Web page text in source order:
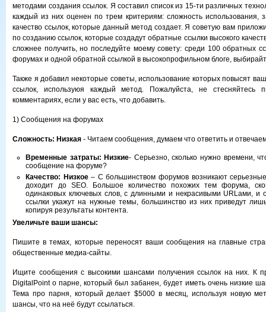
методами создания ссылок. Я составил список из 15-ти различных
каждый из них оценен по трем критериям: сложность использования,
качество ссылок, которые данный метод создает. Я советую вам
по созданию ссылок, которые создадут обратные ссылки высокого
сложнее получить, но последуйте моему совету: среди 100 обратных
форумах и одной обратной ссылкой в высокопрофильном блоге,
Также я добавил некоторые советы, использование которых повысят
ссылок, используюя каждый метод. Пожалуйста, не стесняйтесь
комментариях, если у вас есть, что добавить.
1) Сообщения на форумах
Сложность: Низкая - Читаем сообщения, думаем что ответить и
Временные затраты: Низкие- Серьезно, сколько нужно времени,
сообщение на форуме?
Качество: Низкое– С большинством форумов возникают
доходит до SEO. Большое количество похожих тем форума,
одинаковых ключевых слов, с длинными и некрасивыми URLами, и
ссылки укажут на нужные темы, большинство из них приведут
копируя результаты контента.
Увеличьте ваши шансы:
Пишите в темах, которые переносят ваши сообщения на главные
общественные медиа-сайты.
Ищите сообщения с высокими шансами получения ссылок на них. К
DigitalPoint о парне, который был забанен, будет иметь очень низкие
Тема про парня, который делает $5000 в месяц, используя новую
шансы, что на неё будут ссылаться.